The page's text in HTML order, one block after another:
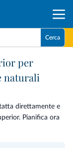
Cerca
per
naturali
direttamente e
Pianifica ora